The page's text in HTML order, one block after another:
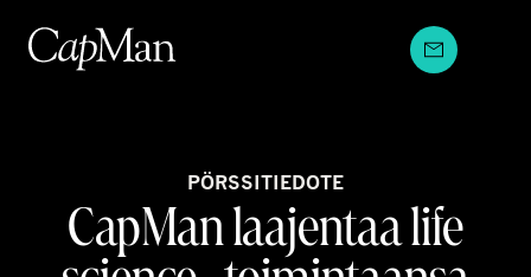
sisältöön
PÖRSSITIEDOTE
CapMan laajentaa life